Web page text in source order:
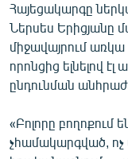
ՍՊՈՐՏ
ՏՏ ԵՒ ԻՆՏԵՐՆԵՏ
ԱՐԽԻՎ
Հայեցակարգը
Ներսես Երիցյանը
միջավայրում առկա
որոնցից ելնելով
ընդունման
«Բոլորը բողոքում
չհամակարգված, ոչ